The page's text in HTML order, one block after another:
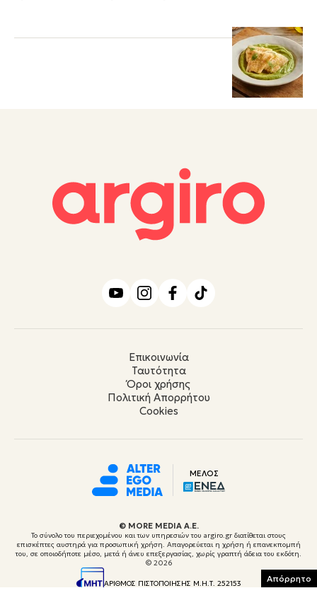
Επικοινωνία
Ταυτότητα
Όροι χρήσης
Πολιτική Απορρήτου
Cookies
ΜΕΛΟΣ
© ΜORE MEDIA Α.Ε.
Το σύνολο του περιεχομένου και των υπηρεσιών του argiro.gr διατίθεται στους
επισκέπτες αυστηρά για προσωπική χρήση. Απαγορεύεται η χρήση ή επανεκπομπή
του, σε οποιοδήποτε μέσο, μετά ή άνευ επεξεργασίας, χωρίς γραπτή άδεια του εκδότη.
© 2026
ΑΡΙΘΜΟΣ ΠΙΣΤΟΠΟΙΗΣΗΣ Μ.Η.Τ. 252153 Απόρρητο